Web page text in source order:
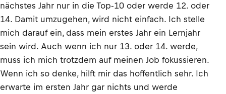
nächstes Jahr nur in die Top-10 oder werde 12. oder
14. Damit umzugehen, wird nicht einfach. Ich stelle
mich darauf ein, dass mein erstes Jahr ein Lernjahr
sein wird. Auch wenn ich nur 13. oder 14. werde,
muss ich mich trotzdem auf meinen Job fokussieren.
Wenn ich so denke, hilft mir das hoffentlich sehr. Ich
erwarte im ersten Jahr gar nichts und werde